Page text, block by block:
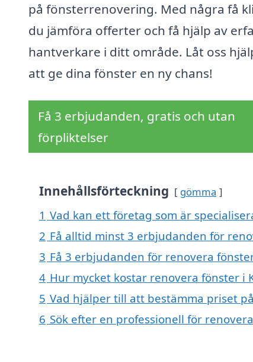
på fönsterrenovering. Med några få
du jämföra offerter och få hjälp av
hantverkare i ditt område. Låt oss
att ge dina fönster en ny chans!
Få 3 erbjudanden, gratis och utan
förpliktelser
Innehållsförteckning gömma
1 Vad kan ett företag som är
2 Få alltid minst 3 erbjudanden för
3 Få 3 erbjudanden för renovera
4 Hur mycket kostar renovera fönster i
5 Vad hjälper till att bestämma priset
6 Sök efter en professionell för